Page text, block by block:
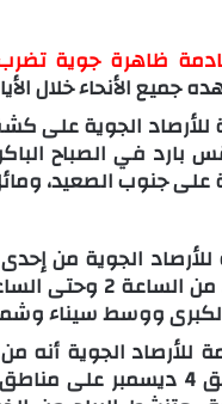
ظاهرة جوية
جميع الأنحاء خلال
للأرصاد الجوية على
بارد في الصباح
على جنوب الصعيد،
الكبرى ووسط سيناء
للأرصاد الجوية
غدا الخميس الموافق 4